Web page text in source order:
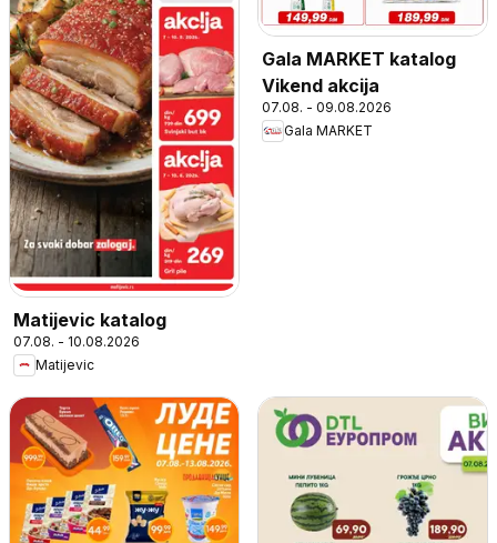
Matijevic katalog
07.08. - 10.08.2026
Matijevic
Gala MARKET katalog
Vikend akcija
07.08. - 09.08.2026
Gala MARKET